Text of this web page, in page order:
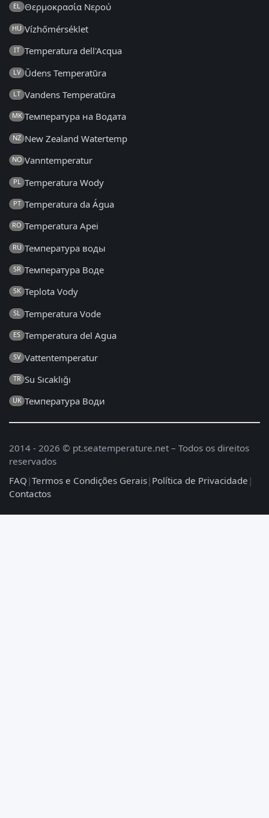
EL Θερμοκρασία Νερού
HU Vízhőmérséklet
IT Temperatura dell'Acqua
LV Ūdens Temperatūra
LT Vandens Temperatūra
MK Температура на Водата
NZ New Zealand Watertemp
NO Vanntemperatur
PL Temperatura Wody
PT Temperatura da Água
RO Temperatura Apei
RU Температура воды
SR Температура Воде
SK Teplota Vody
SL Temperatura Vode
ES Temperatura del Agua
SV Vattentemperatur
TR Su Sıcaklığı
UK Температура Води
2014 - 2026 © pt.seatemperature.net – Todos os direitos
reservados
FAQ |Termos e Condições Gerais| Política de Privacidade |
Contactos